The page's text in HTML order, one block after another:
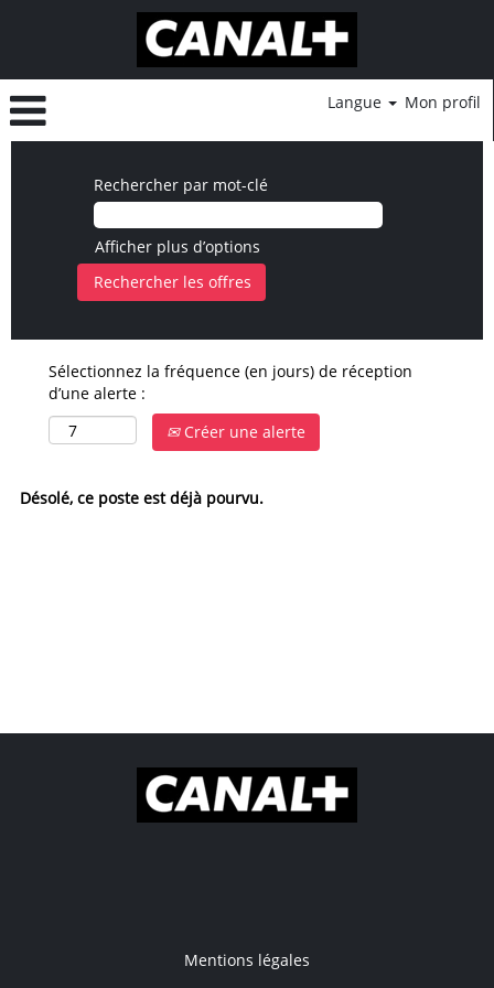
Langue Mon profil
Rechercher par mot-clé
Afficher plus d’options
Sélectionnez la fréquence (en jours) de réception
d’une alerte :
Créer une alerte
Désolé, ce poste est déjà pourvu.
Mentions légales